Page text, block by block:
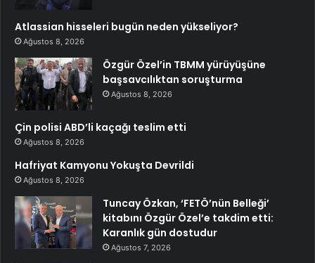
Atlassian hisseleri bugün neden yükseliyor?
Ağustos 8, 2026
Özgür Özel’in TBMM yürüyüşüne
başsavcılıktan soruşturma
Ağustos 8, 2026
Çin polisi ABD’li kaçağı teslim etti
Ağustos 8, 2026
Hafriyat Kamyonu Yokuşta Devrildi
Ağustos 8, 2026
Tuncay Özkan, ‘FETÖ’nün Belleği’
kitabını Özgür Özel’e takdim etti:
Karanlık gün dostudur
Ağustos 7, 2026